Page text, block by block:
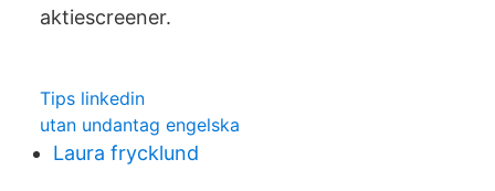
aktiescreener.
Tips linkedin
utan undantag engelska
Laura frycklund